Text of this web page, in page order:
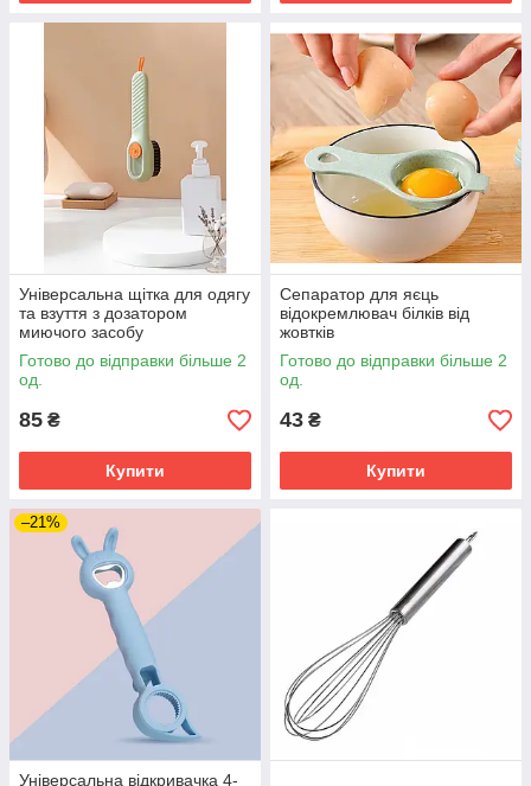
Універсальна щітка для одягу
та взуття з дозатором
миючого засобу
Готово до відправки більше 2
од.
85 ₴
Купити
Сепаратор для яєць
відокремлювач білків від
жовтків
Готово до відправки більше 2
од.
43 ₴
Купити
–21%
Універсальна відкривачка 4-